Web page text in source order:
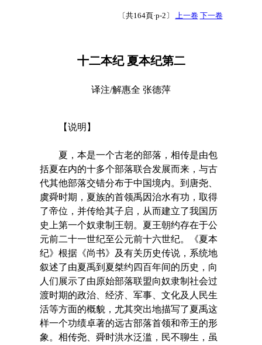
〔共164頁·p-2〕 上一卷 下一卷
十二本纪 夏本纪第二
译注/解惠全 张德萍
【说明】
夏，本是一个古老的部落，相传是由包
括夏在内的十多个部落联合发展而来，与古
代其他部落交错分布于中国境内。到唐尧、
虞舜时期，夏族的首领禹因治水有功，取得
了帝位，并传给其子启，从而建立了我国历
史上第一个奴隶制王朝。夏王朝约存在于公
元前二十一世纪至公元前十六世纪。《夏本
纪》根据《尚书》及有关历史传说，系统地
叙述了由夏禹到夏桀约四百年间的历史，向
人们展示了由原始部落联盟向奴隶制社会过
渡时期的政治、经济、军事、文化及人民生
活等方面的概貌，尤其突出地描写了夏禹这
样一个功绩卓著的远古部落首领和帝王的形
象。相传尧、舜时洪水泛滥，民不聊生，虽